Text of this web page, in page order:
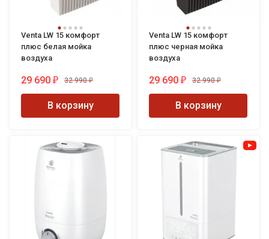
Venta LW 15 комфорт
плюс белая мойка
воздуха
29 690 ₽ 32 990 ₽
В корзину
Venta LW 15 комфорт
плюс черная мойка
воздуха
29 690 ₽ 32 990 ₽
В корзину